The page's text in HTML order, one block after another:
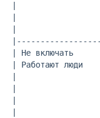
|
|
|
| Не включать
| Работают
|
|
|
|